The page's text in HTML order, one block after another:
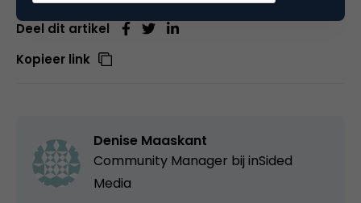
Deel dit artikel
Kopieer link
Denise Maaskant
Community Manager bij inSided
Media